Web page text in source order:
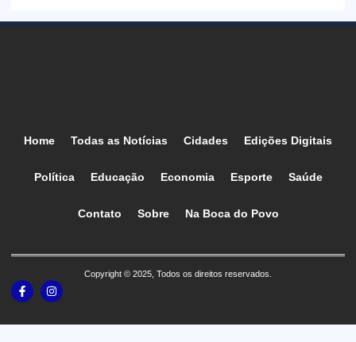
Home Todas as Notícias Cidades Edições Digitais
Política Educação Economia Esporte Saúde
Contato Sobre Na Boca do Povo
Copyright © 2025, Todos os direitos reservados.